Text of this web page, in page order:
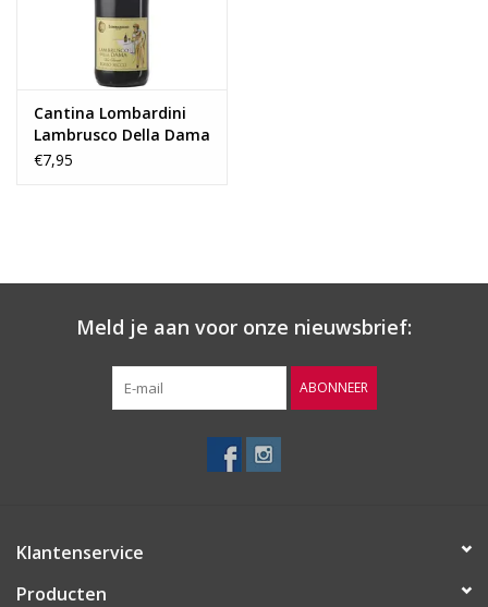
Cantina Lombardini
Lambrusco Della Dama
€7,95
Meld je aan voor onze nieuwsbrief:
ABONNEER
Klantenservice
Producten